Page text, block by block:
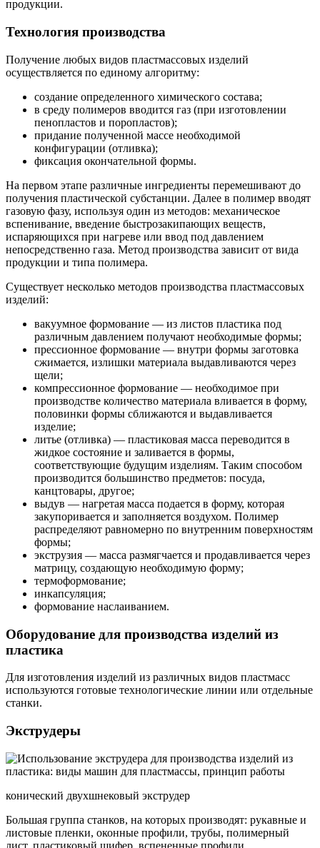
продукции.
Технология производства
Получение любых видов пластмассовых изделий
осуществляется по единому алгоритму:
создание определенного химического состава;
в среду полимеров вводится газ (при изготовлении
пенопластов и поропластов);
придание полученной массе необходимой
конфигурации (отливка);
фиксация окончательной формы.
На первом этапе различные ингредиенты перемешивают до
получения пластической субстанции. Далее в полимер вводят
газовую фазу, используя один из методов: механическое
вспенивание, введение быстрозакипающих веществ,
испаряющихся при нагреве или ввод под давлением
непосредственно газа. Метод производства зависит от вида
продукции и типа полимера.
Существует несколько методов производства пластмассовых
изделий:
вакуумное формование — из листов пластика под
различным давлением получают необходимые формы;
прессионное формование — внутри формы заготовка
сжимается, излишки материала выдавливаются через
щели;
компрессионное формование — необходимое при
производстве количество материала вливается в форму,
половинки формы сближаются и выдавливается
изделие;
литье (отливка) — пластиковая масса переводится в
жидкое состояние и заливается в формы,
соответствующие будущим изделиям. Таким способом
производится большинство предметов: посуда,
канцтовары, другое;
выдув — нагретая масса подается в форму, которая
закупоривается и заполняется воздухом. Полимер
распределяют равномерно по внутренним поверхностям
формы;
экструзия — масса размягчается и продавливается через
матрицу, создающую необходимую форму;
термоформование;
инкапсуляция;
формование наслаиванием.
Оборудование для производства изделий из
пластика
Для изготовления изделий из различных видов пластмасс
используются готовые технологические линии или отдельные
станки.
Экструдеры
конический двухшнековый экструдер
Большая группа станков, на которых производят: рукавные и
листовые пленки, оконные профили, трубы, полимерный
лист, пластиковый шифер, вспененные профили.